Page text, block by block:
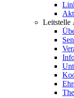
Leitstelle